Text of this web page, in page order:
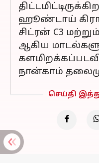
ஹூண்டாய்
சிட்ரன் C3
ஆகிய
நான்காம்
செய்தி